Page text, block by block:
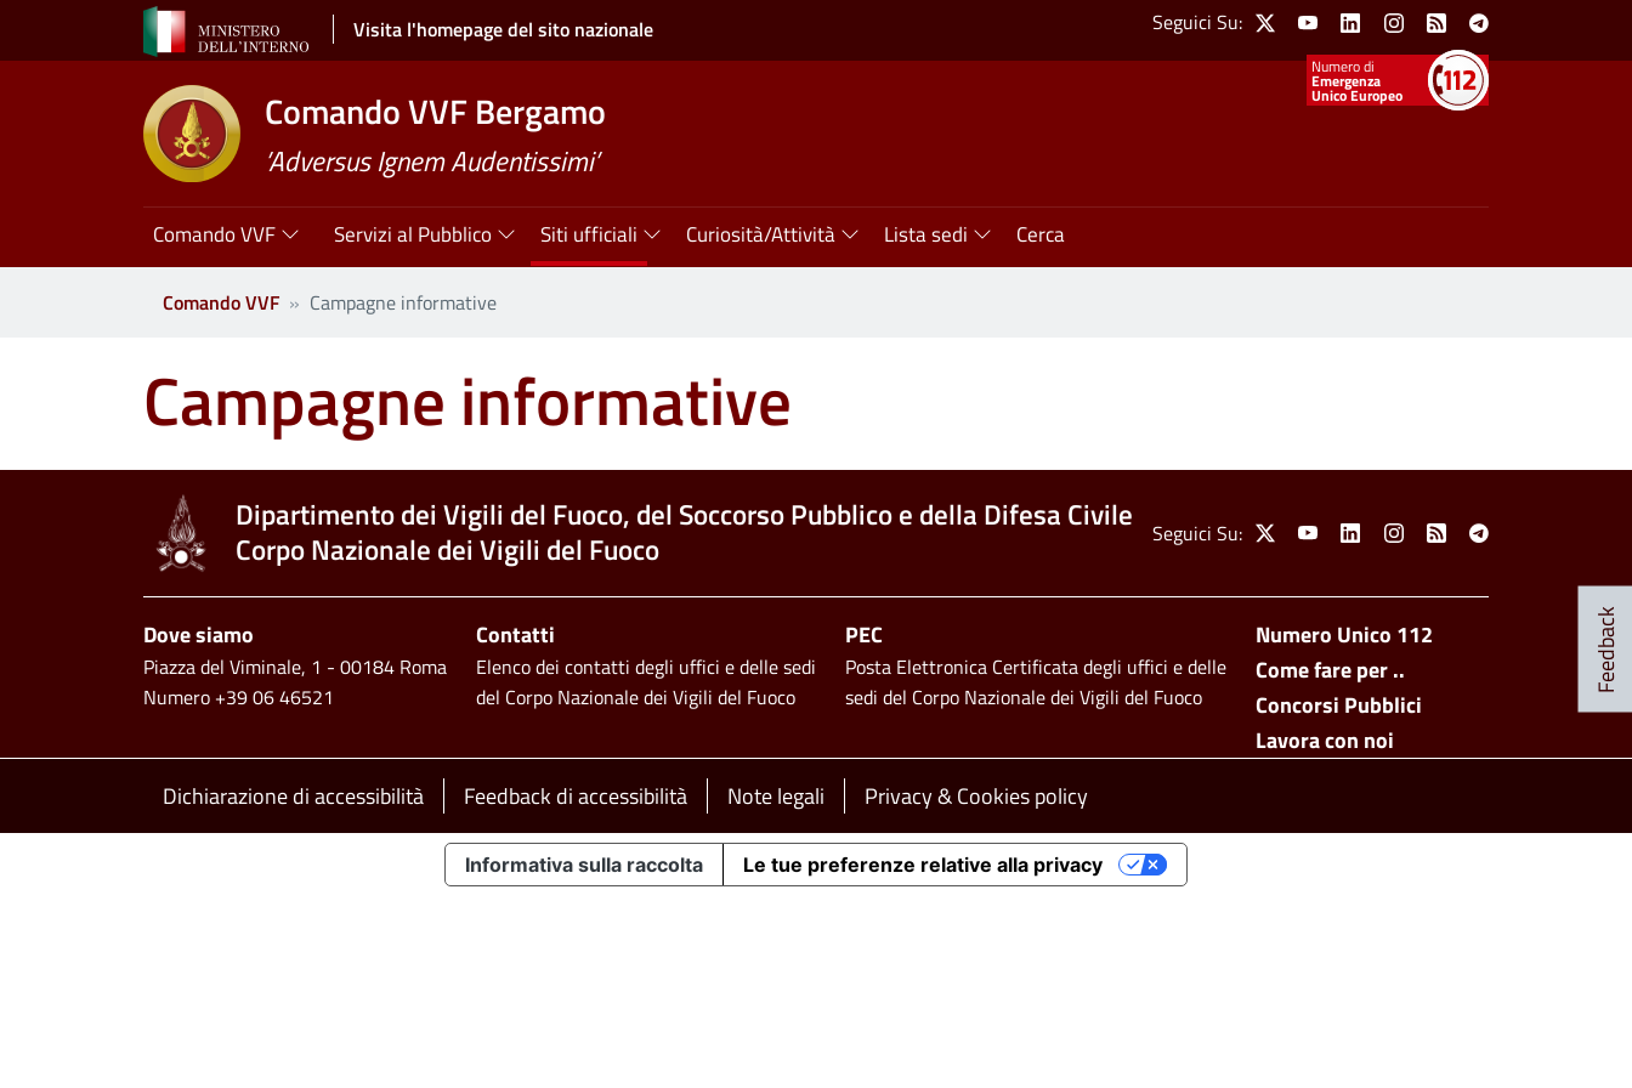
Salta al contenuto principale Visita l'homepage del sito nazionale Social Menu
Seguici Su: X YoutubeLinkedinInstagram
Feed Telegram
Emergenza
Unico Europeo
Comando VVF Bergamo
’Adversus Ignem Audentissimi’
Navigazione principale
Comando VVF Servizi al Pubblico Siti ufficiali Curiosità/Attività Lista sedi Cerca
Comando VVF Campagne informative
Campagne informative
Feedback
Dipartimento dei Vigili del Fuoco, del Soccorso Pubblico e della Difesa Civile
Corpo Nazionale dei Vigili del Fuoco
Social Menu
Seguici Su: X YoutubeLinkedinInstagram
Feed Telegram
Footer side
Numero Unico 112
Come fare per ..
Concorsi Pubblici
Lavora con noi
Piè di pagina
Dove siamo
Piazza del Viminale, 1 - 00184 Roma
Numero +39 06 46521
Contatti
Elenco dei contatti degli uffici e delle sedi
del Corpo Nazionale dei Vigili del Fuoco
PEC
Posta Elettronica Certificata degli uffici e delle
sedi del Corpo Nazionale dei Vigili del Fuoco
Footer bottom
Dichiarazione di accessibilità Feedback di accessibilità Note legali Privacy & Cookies policy
Informativa sulla raccolta Le tue preferenze relative alla privacy